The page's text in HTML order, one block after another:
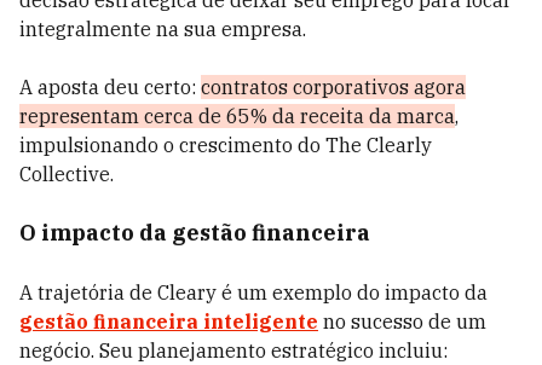
integralmente na sua empresa.
A aposta deu certo: contratos corporativos agora
representam cerca de 65% da receita da marca,
impulsionando o crescimento do The Clearly
Collective.
O impacto da gestão financeira
A trajetória de Cleary é um exemplo do impacto da
gestão financeira inteligente no sucesso de um
negócio. Seu planejamento estratégico incluiu: